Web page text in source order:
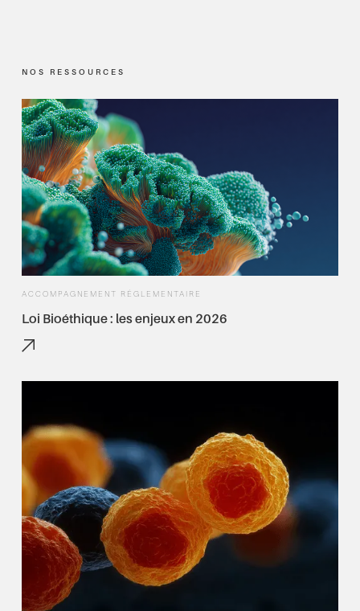
NOS RESSOURCES
ACCOMPAGNEMENT RÉGLEMENTAIRE
Loi Bioéthique : les enjeux en 2026